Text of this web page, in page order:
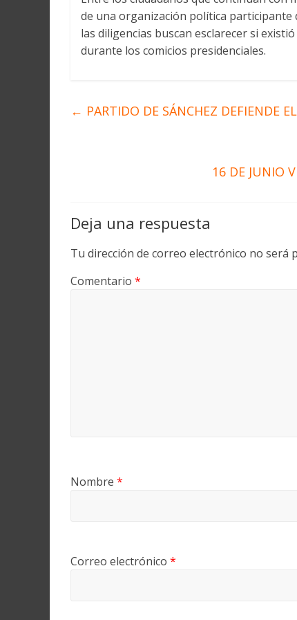
de una organización política
las diligencias buscan esclarecer si
durante los comicios presidenciales.
← PARTIDO DE SÁNCHEZ DEFIENDE
16 DE JUNIO
Deja una respuesta
Tu dirección de correo electrónico no será
Comentario *
Nombre *
Correo electrónico *